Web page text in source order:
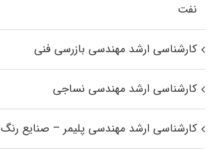
نفت
کارشناسی ارشد مهندسی بازرسی فنی
کارشناسی ارشد مهندسی نساجی
کارشناسی ارشد مهندسی پلیمر – صنایع رنگ